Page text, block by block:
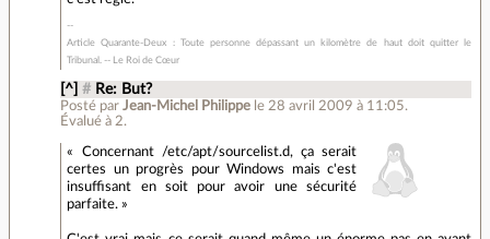
Article Quarante-Deux : Toute personne dépassant un kilomètre de haut doit quitter le
Tribunal. -- Le Roi de Cœur
[^] # Re: But?
Posté parJean-Michel Philippe le 28 avril 2009 à 11:05.
Évalué à 2.
« Concernant /etc/apt/sourcelist.d, ça serait
certes un progrès pour Windows mais c'est
insuffisant en soit pour avoir une sécurité
parfaite. »